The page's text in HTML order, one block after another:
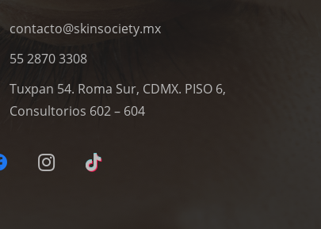
contacto@skinsociety.mx
55 2870 3308
Tuxpan 54. Roma Sur, CDMX. PISO 6,
Consultorios 602 – 604